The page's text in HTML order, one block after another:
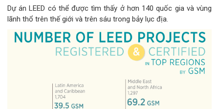
Dự án LEED có thể được tìm thấy ở hơn 140 quốc gia và vùng
lãnh thổ trên thế giới và trên sáu trong bảy lục địa.